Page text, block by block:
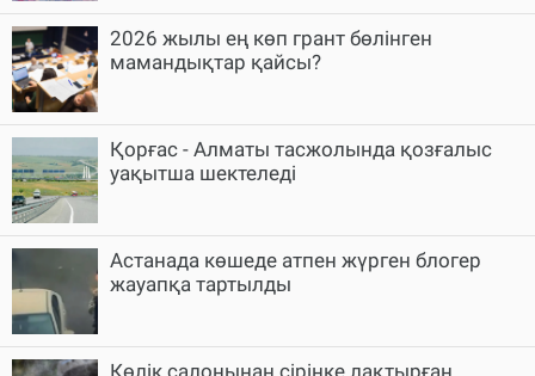
2026 жылы ең көп грант бөлінген
мамандықтар қайсы?
Қорғас - Алматы тасжолында қозғалыс
уақытша шектеледі
Астанада көшеде атпен жүрген блогер
жауапқа тартылды